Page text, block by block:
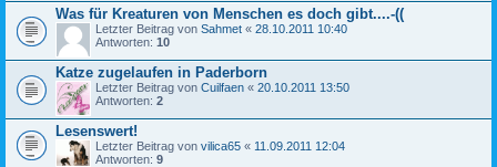
Was für Kreaturen von Menschen es doch gibt....-((
Letzter Beitrag von Sahmet « 28.10.2011 10:40
Antworten: 10
Katze zugelaufen in Paderborn
Letzter Beitrag von Cuilfaen « 20.10.2011 13:50
Antworten: 2
Lesenswert!
Letzter Beitrag von vilica65 « 11.09.2011 12:04
Antworten: 9